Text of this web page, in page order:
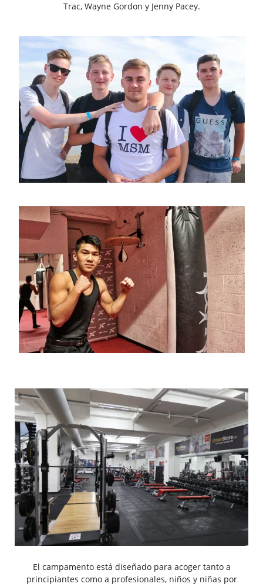
Trac, Wayne Gordon y Jenny Pacey.
El campamento está diseñado para acoger tanto a
principiantes como a profesionales, niños y niñas por